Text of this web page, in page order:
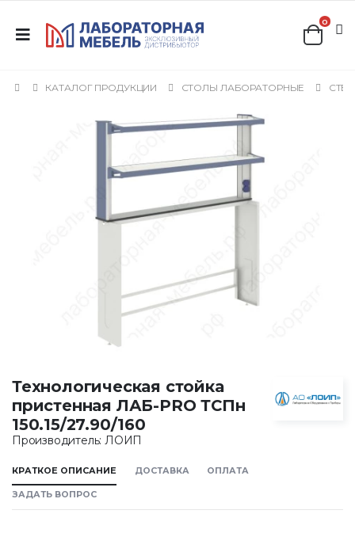
0
КАТАЛОГ ПРОДУКЦИИ СТОЛЫ ЛАБОРАТОРНЫЕ
Технологическая стойка
пристенная ЛАБ-PRO ТСПн
150.15/27.90/160
Производитель: ЛОИП
КРАТКОЕ ОПИСАНИЕ ДОСТАВКА ОПЛАТА
ЗАДАТЬ ВОПРОС